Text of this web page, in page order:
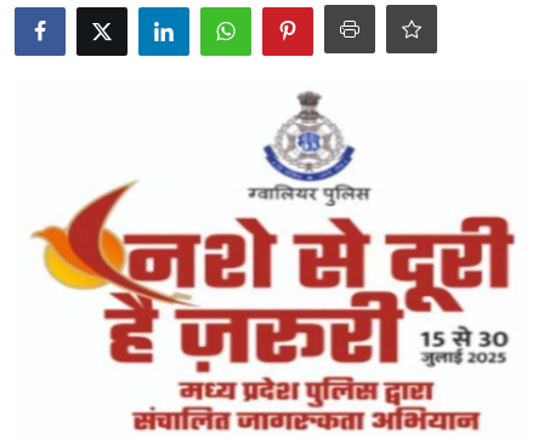
खेल
लाइफस्टाइल
टेक